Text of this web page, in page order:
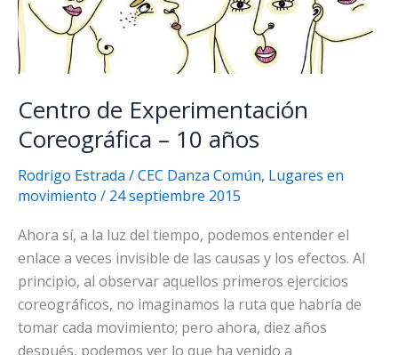
Centro de Experimentación
Coreográfica – 10 años
Rodrigo Estrada /CEC Danza Común, Lugares en
movimiento / 24 septiembre 2015
Ahora sí, a la luz del tiempo, podemos entender el
enlace a veces invisible de las causas y los efectos. Al
principio, al observar aquellos primeros ejercicios
coreográficos, no imaginamos la ruta que habría de
tomar cada movimiento; pero ahora, diez años
después, podemos ver lo que ha venido a